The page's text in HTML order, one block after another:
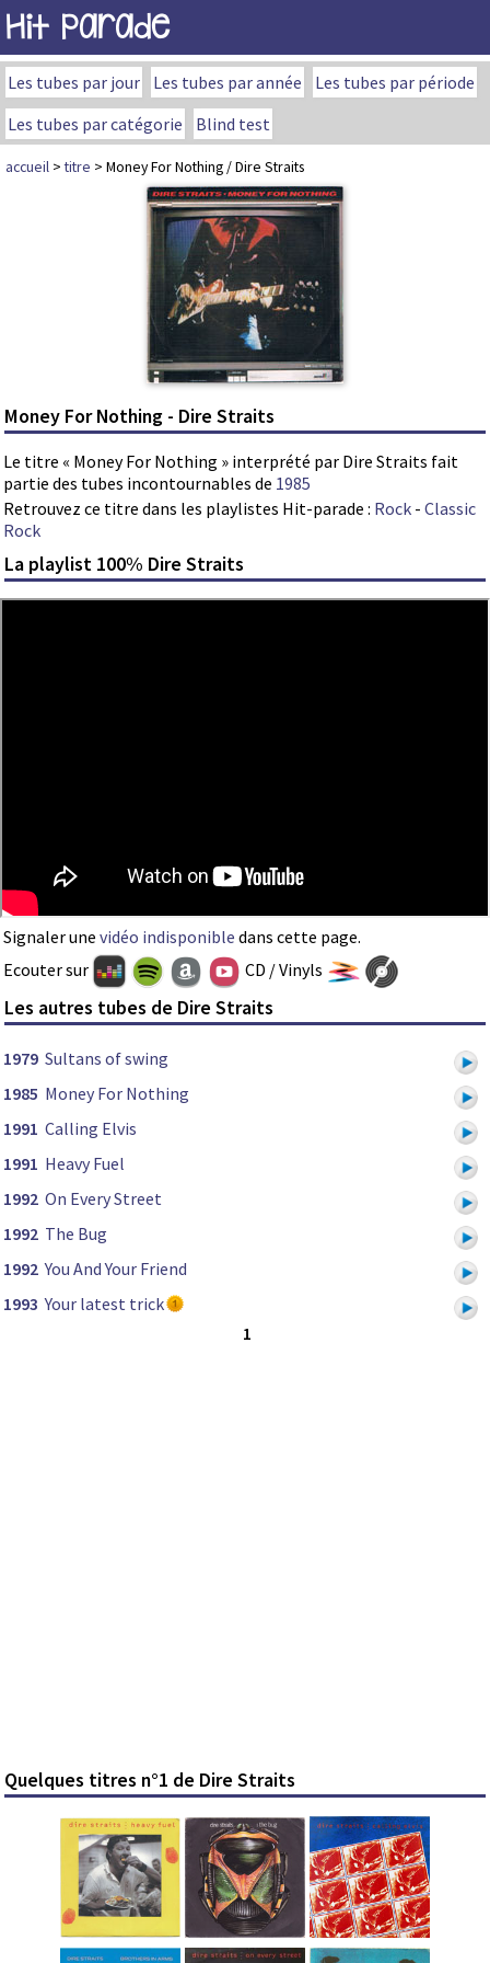
Hit Parade
Les tubes par jour Les tubes par année
Les tubes par période
Les tubes par catégorie
Blind test
accueil >titre > Money For Nothing / Dire Straits
Money For Nothing - Dire Straits
Le titre « Money For Nothing » interprété par Dire Straits fait
partie des tubes incontournables de 1985
Retrouvez ce titre dans les playlistes Hit-parade : Rock - Classic
Rock
La playlist 100% Dire Straits
Signaler une vidéo indisponible dans cette page.
Ecouter sur
CD / Vinyls
Les autres tubes de Dire Straits
1979 Sultans of swing
1985 Money For Nothing
1991 Calling Elvis
1991 Heavy Fuel
1992 On Every Street
1992 The Bug
1992 You And Your Friend
1993 Your latest trick
1
Quelques titres n°1 de Dire Straits